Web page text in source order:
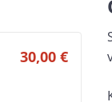
30,00 €